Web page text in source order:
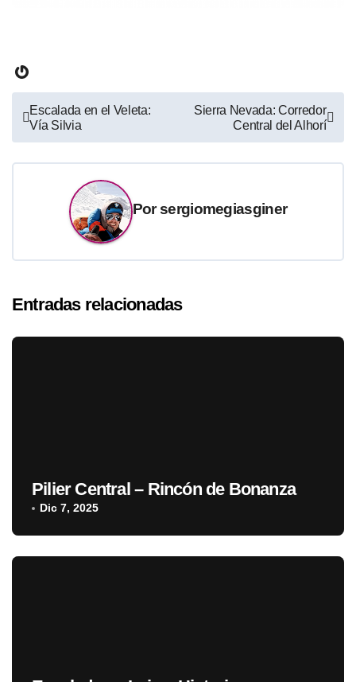
Gravatar
Navegación
de
entradas
Escalada en el Veleta:
Vía Silvia
Sierra Nevada: Corredor
Central del Alhorí
Porsergiomegiasginer
Entradas relacionadas
Pilier Central – Rincón de Bonanza
Dic 7, 2025